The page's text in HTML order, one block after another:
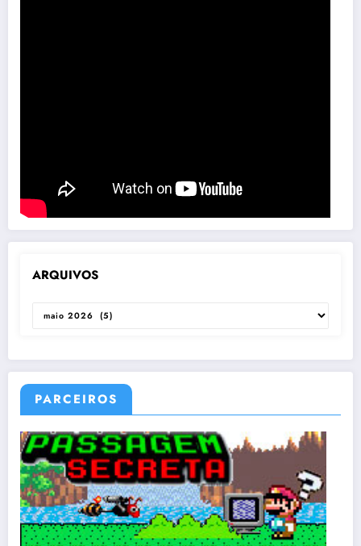
ARQUIVOS
ARQUIVOS
PARCEIROS